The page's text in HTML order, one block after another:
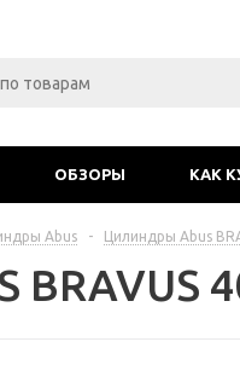
ОБЗОРЫ КАК
Abus - Цилиндры Abus
BRAVUS